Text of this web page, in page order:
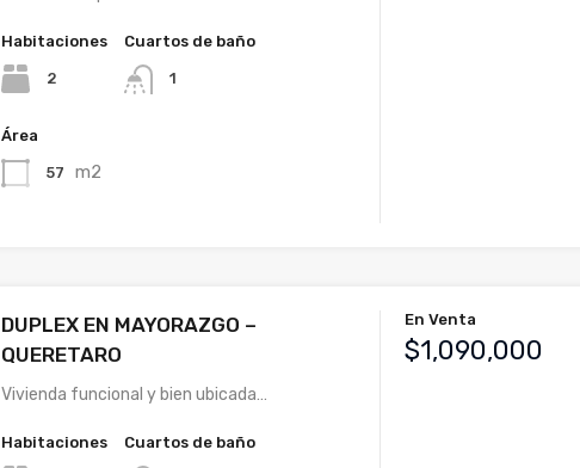
Habitaciones
2
Cuartos de baño
1
Área
57 m2
DUPLEX EN MAYORAZGO –
QUERETARO
Vivienda funcional y bien ubicada…
Habitaciones Cuartos de baño
En Venta
$1,090,000